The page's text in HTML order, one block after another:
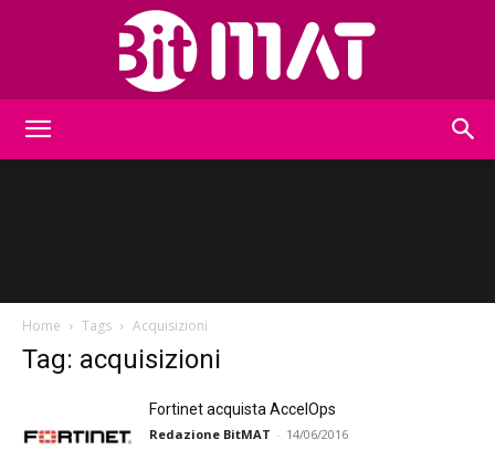
Home Tags Acquisizioni
Tag: acquisizioni
Fortinet acquista AccelOps
Redazione BitMAT - 14/06/2016